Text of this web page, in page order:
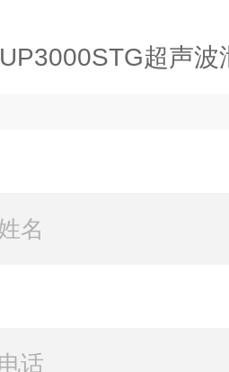
UP3000STG超声波泄漏检测仪，